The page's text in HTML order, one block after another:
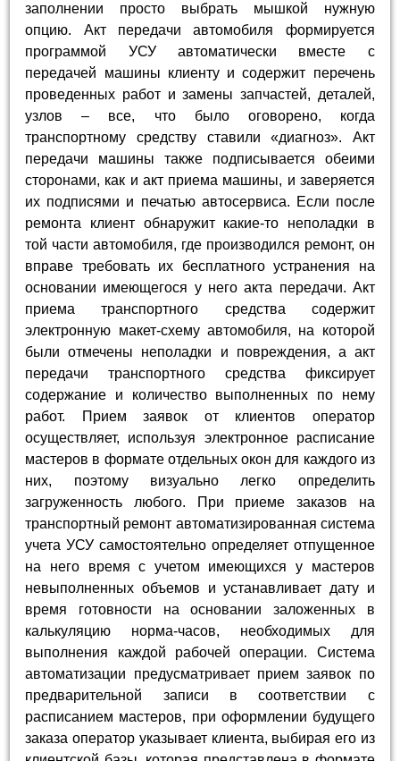
заполнении просто выбрать мышкой нужную
опцию. Акт передачи автомобиля формируется
программой УСУ автоматически вместе с
передачей машины клиенту и содержит перечень
проведенных работ и замены запчастей, деталей,
узлов – все, что было оговорено, когда
транспортному средству ставили «диагноз». Акт
передачи машины также подписывается обеими
сторонами, как и акт приема машины, и заверяется
их подписями и печатью автосервиса. Если после
ремонта клиент обнаружит какие-то неполадки в
той части автомобиля, где производился ремонт, он
вправе требовать их бесплатного устранения на
основании имеющегося у него акта передачи. Акт
приема транспортного средства содержит
электронную макет-схему автомобиля, на которой
были отмечены неполадки и повреждения, а акт
передачи транспортного средства фиксирует
содержание и количество выполненных по нему
работ. Прием заявок от клиентов оператор
осуществляет, используя электронное расписание
мастеров в формате отдельных окон для каждого из
них, поэтому визуально легко определить
загруженность любого. При приеме заказов на
транспортный ремонт автоматизированная система
учета УСУ самостоятельно определяет отпущенное
на него время с учетом имеющихся у мастеров
невыполненных объемов и устанавливает дату и
время готовности на основании заложенных в
калькуляцию норма-часов, необходимых для
выполнения каждой рабочей операции. Система
автоматизации предусматривает прием заявок по
предварительной записи в соответствии с
расписанием мастеров, при оформлении будущего
заказа оператор указывает клиента, выбирая его из